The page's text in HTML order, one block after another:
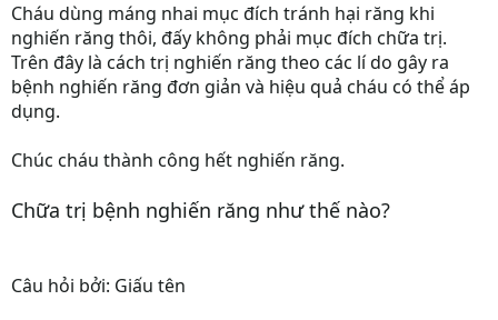
Cháu dùng máng nhai mục đích tránh hại răng khi
nghiến răng thôi, đấy không phải mục đích chữa trị.
Trên đây là cách trị nghiến răng theo các lí do gây ra
bệnh nghiến răng đơn giản và hiệu quả cháu có thể áp
dụng.
Chúc cháu thành công hết nghiến răng.
Chữa trị bệnh nghiến răng như thế nào?
Câu hỏi bởi: Giấu tên